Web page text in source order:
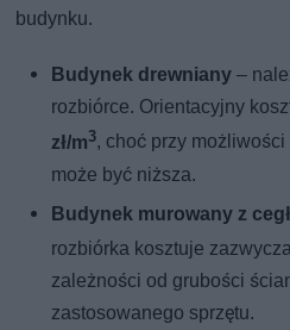
budynku.
Budynek drewniany –
rozbiórce. Orientacyjny
zł/m3, choć przy
może być niższa.
Budynek murowany z
rozbiórka kosztuje
zależności od grubości
zastosowanego sprzętu.